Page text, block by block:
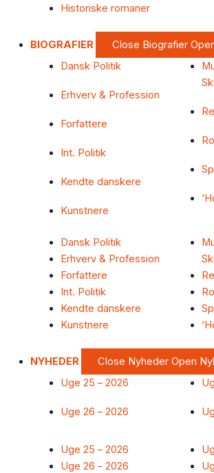
Historiske romaner
BIOGRAFIER Close Biografier
Dansk Politik
Erhverv & Profession
Forfattere
Int. Politik
Kendte danskere
Kunstnere
Dansk Politik
Erhverv & Profession
Forfattere
Int. Politik
Kendte danskere
Kunstnere
NYHEDER Close Nyheder Open
Uge 25 – 2026
Uge 26 – 2026
Uge 25 – 2026
Uge 26 – 2026